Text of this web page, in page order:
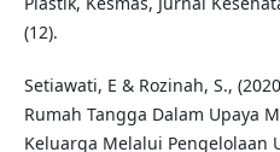
(12).
Setiawati, E & Rozinah, S.,
Rumah Tangga Dalam Upaya
Keluarga Melalui Pengelolaan